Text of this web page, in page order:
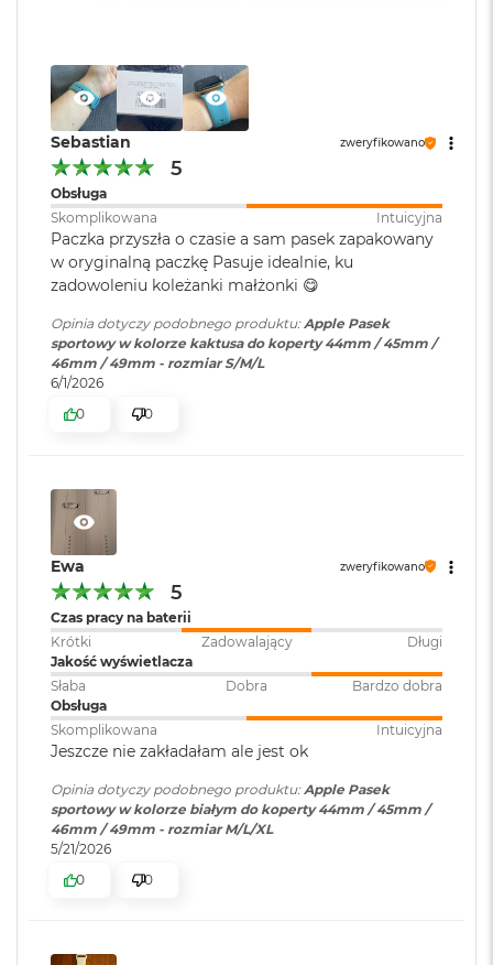
M
a
B
o
k
A
i
r
1
5
W
e
d
u
k
l
o
u
M
a
c
B
o
k
A
i
B
ł
ę
k
Sebastian zweryfikowano
5
Obsługa
Skomplikowana
Intuicyjna
Paczka przyszła o czasie a sam pasek zapakowany
w oryginalną paczkę Pasuje idealnie, ku
zadowoleniu koleżanki małżonki 😋
Opinia dotyczy podobnego produktu:Apple Pasek
sportowy w kolorze kaktusa do koperty 44mm / 45mm /
46mm / 49mm - rozmiar S/M/L
6/1/2026
0
0
Ewa zweryfikowano
5
Czas pracy na baterii
Krótki
Zadowalający
Długi
Jakość wyświetlacza
Słaba
Dobra
Bardzo dobra
Obsługa
Skomplikowana
Intuicyjna
Jeszcze nie zakładałam ale jest ok
Opinia dotyczy podobnego produktu: Apple Pasek
sportowy w kolorze białym do koperty 44mm / 45mm /
46mm / 49mm - rozmiar M/L/XL
5/21/2026
0
0